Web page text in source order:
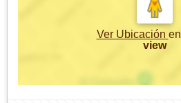
Ver Ubicación en
view